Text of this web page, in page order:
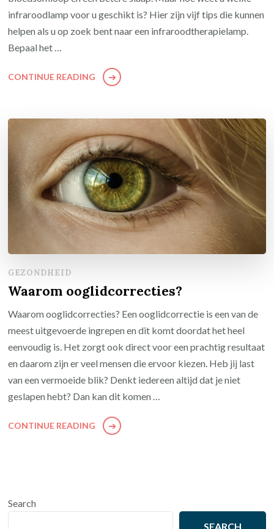
infraroodlamp voor u geschikt is? Hier zijn vijf tips die kunnen
helpen als u op zoek bent naar een infraroodtherapielamp.
Bepaal het …
CONTINUE READING
GEZONDHEID
Waarom ooglidcorrecties?
Waarom ooglidcorrecties? Een ooglidcorrectie is een van de
meest uitgevoerde ingrepen en dit komt doordat het heel
eenvoudig is. Het zorgt ook direct voor een prachtig resultaat
en daarom zijn er veel mensen die ervoor kiezen. Heb jij last
van een vermoeide blik? Denkt iedereen altijd dat je niet
geslapen hebt? Dan kan dit komen …
CONTINUE READING
Search
SEARCH